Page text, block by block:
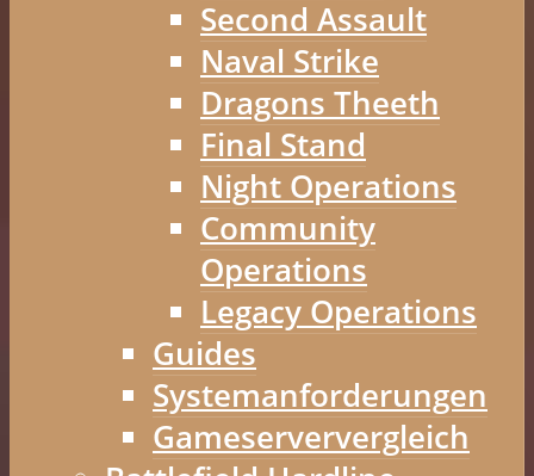
Second Assault
Naval Strike
Dragons Theeth
Final Stand
Night Operations
Community
Operations
Legacy Operations
Guides
Systemanforderungen
Gameserververgleich